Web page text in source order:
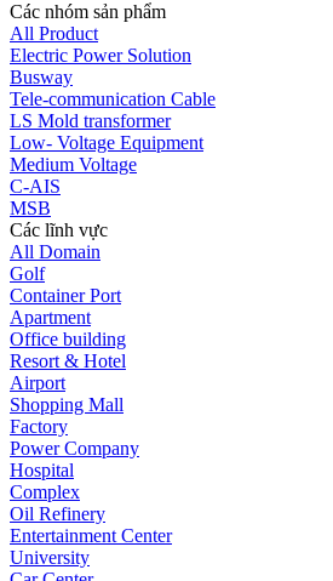
Các nhóm sản phẩm
All Product
Electric Power Solution
Busway
Tele-communication Cable
LS Mold transformer
Low- Voltage Equipment
Medium Voltage
C-AIS
MSB
Các lĩnh vực
All Domain
Golf
Container Port
Apartment
Office building
Resort & Hotel
Airport
Shopping Mall
Factory
Power Company
Hospital
Complex
Oil Refinery
Entertainment Center
University